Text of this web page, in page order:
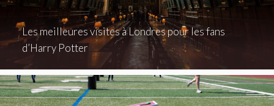
Les meilleures visites à Londres pour les fans
d’Harry Potter